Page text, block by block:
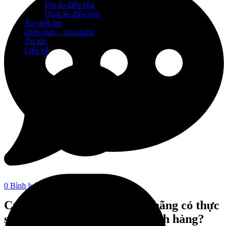
Pin áo điều hòa
Quạt áo điều hòa
Áo sưởi ấm
Điện máy – Gia dụng
Tin tức
Liên hệ
0 Bình luận
Cuộc đua điện áp 2025: Các hãng có thực
sự lắng nghe nhu cầu của khách hàng?